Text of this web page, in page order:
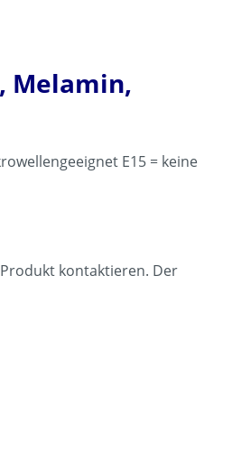
Melamin,
E15 = keine
kontaktieren. Der